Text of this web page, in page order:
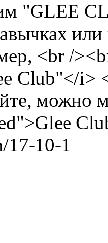
"GLEE
<br /
Club"</i>
можно
17-10-1